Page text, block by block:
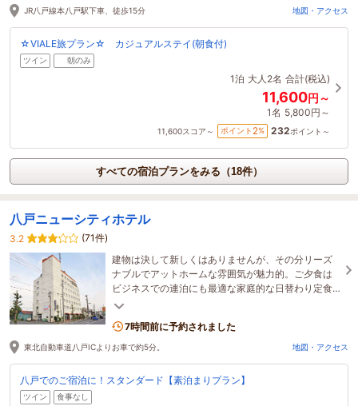
JR八戸線本八戸駅下車、徒歩15分 地図・アクセス
☆VIALE旅プラン☆ カジュアルステイ(朝食付)
ツイン 朝のみ
1泊 大人2名 合計(税込)
11,600円～
1名 5,800円～
11,600スコア～ ポイント 2% 232ポイント～
すべての宿泊プランをみる（18件）
八戸ニューシティホテル
3.2
(71件)
建物は決して新しくはありませんが、その分リーズ
ナブルでアットホームな雰囲気が魅力的。ご夕食は
ビジネスでの連泊にも最適な家庭的な日替わり定食
をお召し上がりいただけます♪
7時間前に予約されました
東北自動車道八戸ICよりお車で約5分。 地図・アクセス
八戸でのご宿泊に！スタンダード【素泊まりプラン】
ツイン 食事なし